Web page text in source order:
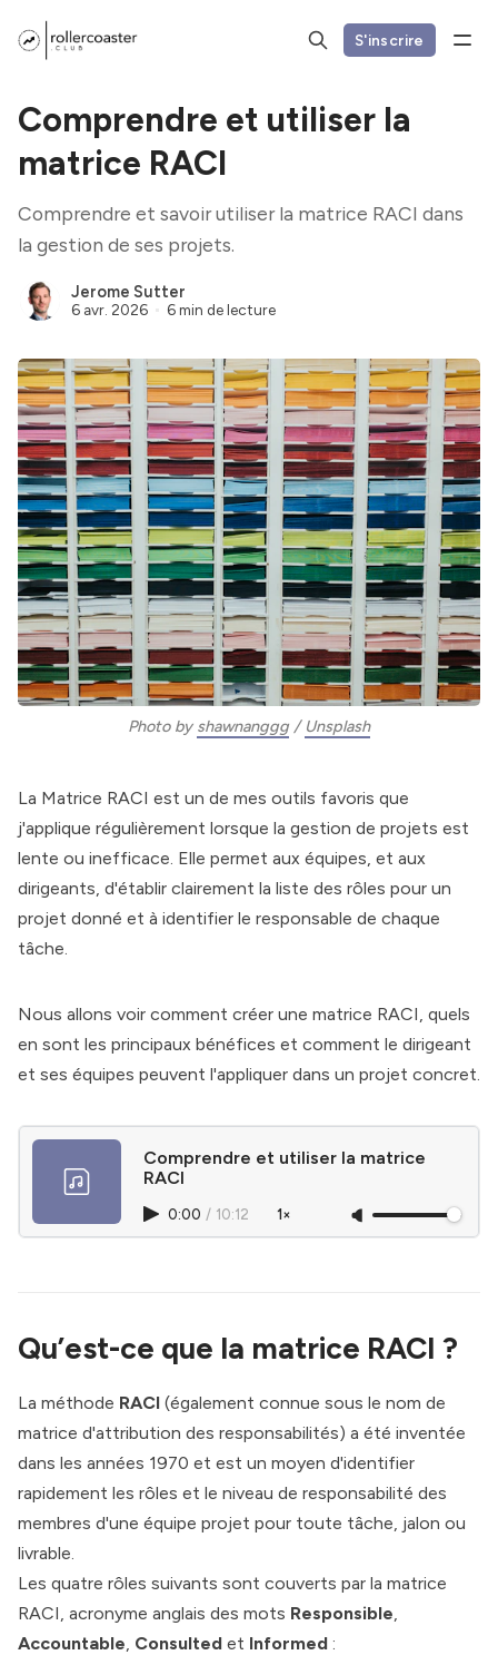
S'inscrire
Comprendre et utiliser la
matrice RACI
Comprendre et savoir utiliser la matrice RACI dans
la gestion de ses projets.
Jerome Sutter
6 avr. 2026 6 min de lecture
Photo by shawnanggg / Unsplash
La Matrice RACI est un de mes outils favoris que
j'applique régulièrement lorsque la gestion de projets est
lente ou inefficace. Elle permet aux équipes, et aux
dirigeants, d'établir clairement la liste des rôles pour un
projet donné et à identifier le responsable de chaque
tâche.
Nous allons voir comment créer une matrice RACI, quels
en sont les principaux bénéfices et comment le dirigeant
et ses équipes peuvent l'appliquer dans un projet concret.
Comprendre et utiliser la matrice
RACI
0:00 / 10:12 1×
Qu’est-ce que la matrice RACI ?
La méthode RACI (également connue sous le nom de
matrice d'attribution des responsabilités) a été inventée
dans les années 1970 et est un moyen d'identifier
rapidement les rôles et le niveau de responsabilité des
membres d'une équipe projet pour toute tâche, jalon ou
livrable.
Les quatre rôles suivants sont couverts par la matrice
RACI, acronyme anglais des mots Responsible
Accountable Consulted et Informed :